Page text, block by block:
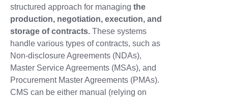
structured approach for managing the
production, negotiation, execution, and
storage of contracts. These systems
handle various types of contracts, such as
Non-disclosure Agreements (NDAs),
Master Service Agreements (MSAs), and
Procurement Master Agreements (PMAs).
CMS can be either manual (relying on